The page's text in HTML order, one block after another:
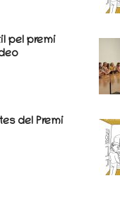
pel premi
del Premi